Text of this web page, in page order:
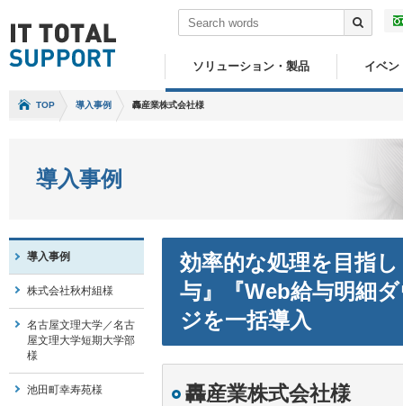
ソリューション・製品 イベン
TOP 導入事例 轟産業株式会社様
導入事例
効率的な処理を目指
与』『Web給与明細
ジを一括導入
轟産業株式会社様
導入事例
株式会社秋村組様
名古屋文理大学／名古
屋文理大学短期大学部
様
池田町幸寿苑様